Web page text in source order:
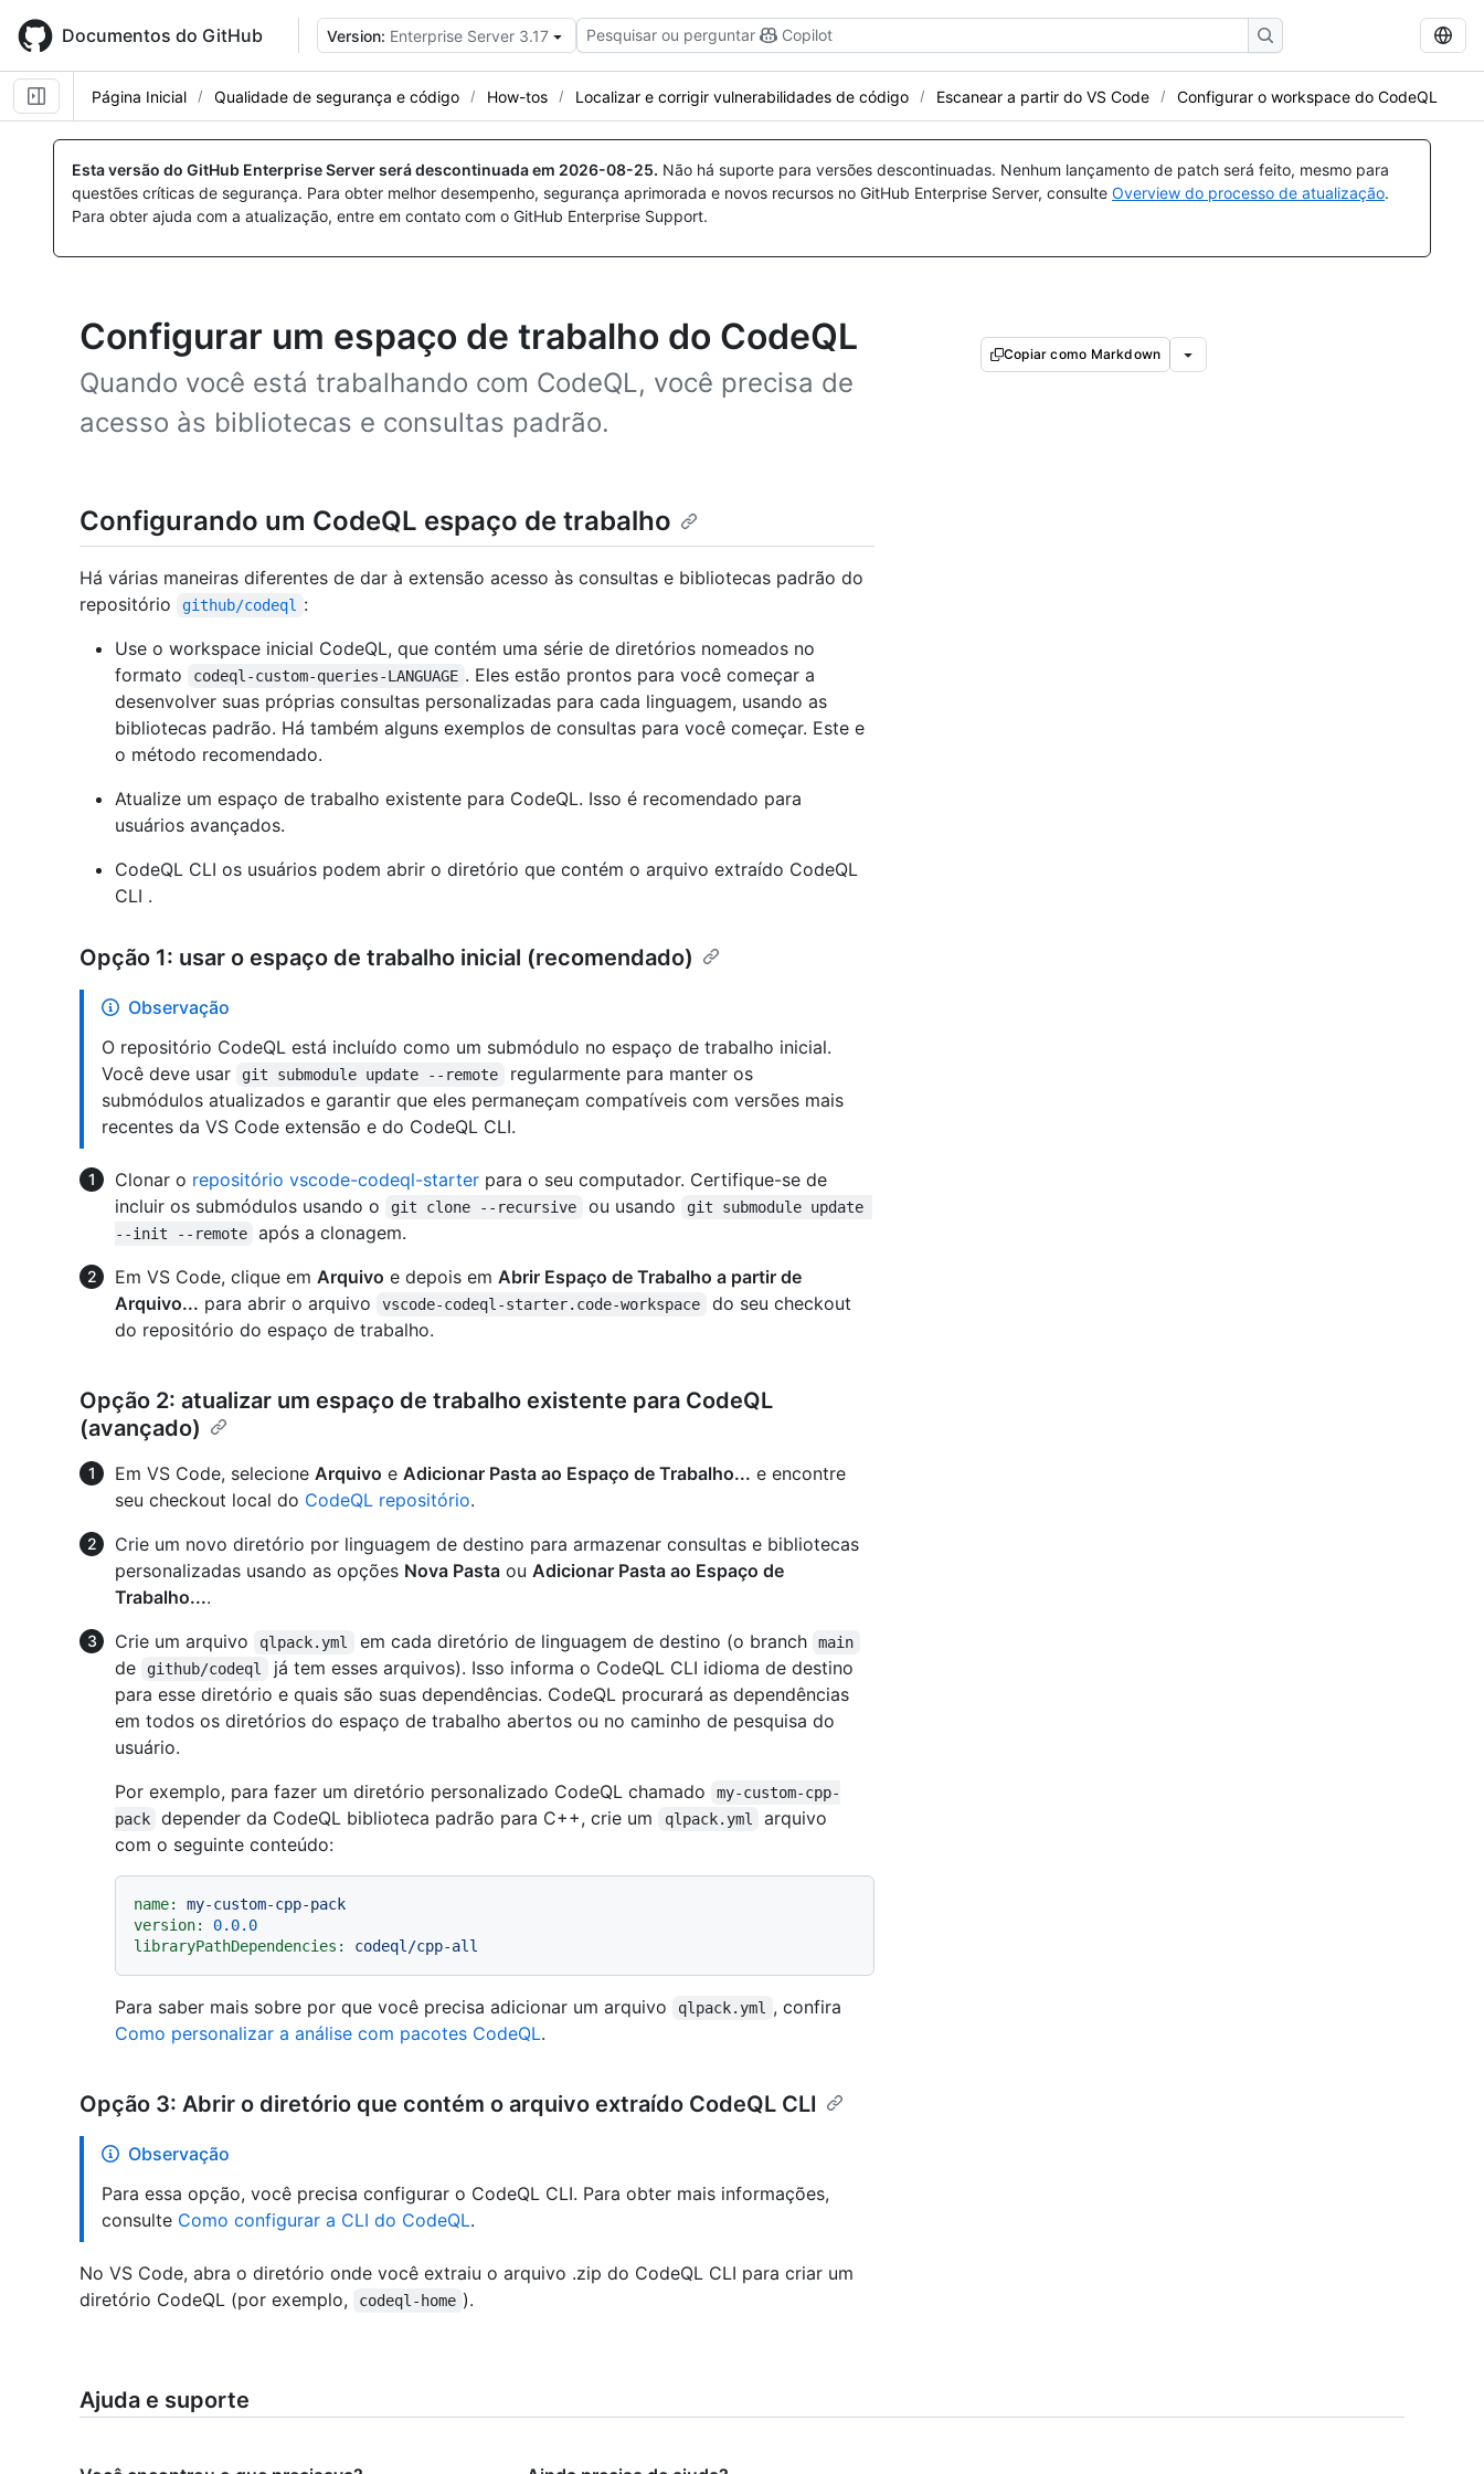
main
content
Documentos do GitHub Version: Enterprise Server 3.17 Pesquisar ou perguntar Copilot
Página Inicial Qualidade de segurança e código How-tos Localizar e corrigir vulnerabilidades de código Escanear a partir do VS Code Configurar o workspace do CodeQL
Esta versão do GitHub Enterprise Server será descontinuada em 2026-08-25. Não há suporte para versões descontinuadas. Nenhum lançamento de patch será feito, mesmo para
questões críticas de segurança. Para obter melhor desempenho, segurança aprimorada e novos recursos no GitHub Enterprise Server, consulte Overview do processo de atualização.
Para obter ajuda com a atualização, entre em contato com o GitHub Enterprise Support.
Configurar um espaço de trabalho do CodeQL
Quando você está trabalhando com CodeQL, você precisa de
acesso às bibliotecas e consultas padrão.
Copiar como Markdown
Configurando um CodeQL espaço de trabalho
Há várias maneiras diferentes de dar à extensão acesso às consultas e bibliotecas padrão do
repositório
github/codeql
:
Use o workspace inicial CodeQL, que contém uma série de diretórios nomeados no
formato
codeql-custom-queries-LANGUAGE . Eles estão prontos para você começar a
desenvolver suas próprias consultas personalizadas para cada linguagem, usando as
bibliotecas padrão. Há também alguns exemplos de consultas para você começar. Este e
o método recomendado.
Atualize um espaço de trabalho existente para CodeQL. Isso é recomendado para
usuários avançados.
CodeQL CLI os usuários podem abrir o diretório que contém o arquivo extraído CodeQL
CLI .
Opção 1: usar o espaço de trabalho inicial (recomendado)
Observação
O repositório CodeQL está incluído como um submódulo no espaço de trabalho inicial.
Você deve usar
git submodule update --remote
regularmente para manter os
submódulos atualizados e garantir que eles permaneçam compatíveis com versões mais
recentes da VS Code extensão e do CodeQL CLI.
Clonar o repositório vscode-codeql-starter para o seu computador. Certifique-se de
incluir os submódulos usando o
git clone --recursive ou usando
git submodule update
--init --remote
após a clonagem.
Em VS Code, clique em Arquivo e depois em Abrir Espaço de Trabalho a partir de
Arquivo... para abrir o arquivo vscode-codeql-starter.code-workspace
do seu checkout
do repositório do espaço de trabalho.
Opção 2: atualizar um espaço de trabalho existente para CodeQL
(avançado)
Em VS Code, selecione Arquivo e Adicionar Pasta ao Espaço de Trabalho... e encontre
seu checkout local do CodeQL repositório.
Crie um novo diretório por linguagem de destino para armazenar consultas e bibliotecas
personalizadas usando as opções Nova Pasta ou Adicionar Pasta ao Espaço de
Trabalho....
Crie um arquivo
qlpack.yml em cada diretório de linguagem de destino (o branch main
de github/codeql
já tem esses arquivos). Isso informa o CodeQL CLI idioma de destino
para esse diretório e quais são suas dependências. CodeQL procurará as dependências
em todos os diretórios do espaço de trabalho abertos ou no caminho de pesquisa do
usuário.
Por exemplo, para fazer um diretório personalizado CodeQL chamado
my-custom-cpp-
pack
depender da CodeQL biblioteca padrão para C++, crie um qlpack.yml
arquivo
com o seguinte conteúdo:
name:
my-custom-cpp-pack
version:
0.0.0
libraryPathDependencies:
codeql/cpp-all
Para saber mais sobre por que você precisa adicionar um arquivo qlpack.yml
, confira
Como personalizar a análise com pacotes CodeQL.
Opção 3: Abrir o diretório que contém o arquivo extraído CodeQL CLI
Observação
Para essa opção, você precisa configurar o CodeQL CLI. Para obter mais informações,
consulte Como configurar a CLI do CodeQL.
No VS Code, abra o diretório onde você extraiu o arquivo .zip do CodeQL CLI para criar um
diretório CodeQL (por exemplo,
codeql-home ).
Ajuda e suporte